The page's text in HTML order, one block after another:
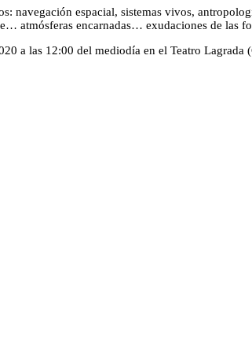
navegación espacial, sistemas vivos,
atmósferas encarnadas… exudaciones de las
a las 12:00 del mediodía en el Teatro